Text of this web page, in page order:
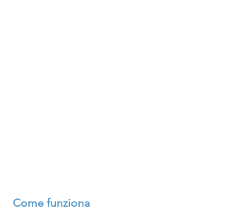
Come funziona